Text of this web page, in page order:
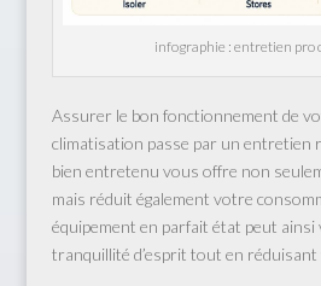
infographie : entretien pro
Assurer le bon fonctionnement de
climatisation passe par un entretien
bien entretenu vous offre non
mais réduit également votre
équipement en parfait état peut
tranquillité d’esprit tout en réduisant